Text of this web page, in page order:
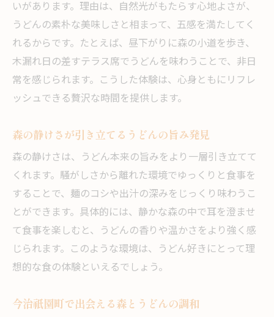
いがあります。理由は、自然光がもたらす心地よさが、
うどんの素朴な美味しさと相まって、五感を満たしてく
れるからです。たとえば、昼下がりに森の小道を歩き、
木漏れ日の差すテラス席でうどんを味わうことで、非日
常を感じられます。こうした体験は、心身ともにリフレ
ッシュできる贅沢な時間を提供します。
森の静けさが引き立てるうどんの旨み発見
森の静けさは、うどん本来の旨みをより一層引き立てて
くれます。騒がしさから離れた環境でゆっくりと食事を
することで、麺のコシや出汁の深みをじっくり味わうこ
とができます。具体的には、静かな森の中で耳を澄ませ
て食事を楽しむと、うどんの香りや温かさをより強く感
じられます。このような環境は、うどん好きにとって理
想的な食の体験といえるでしょう。
今治祇園町で出会える森とうどんの調和